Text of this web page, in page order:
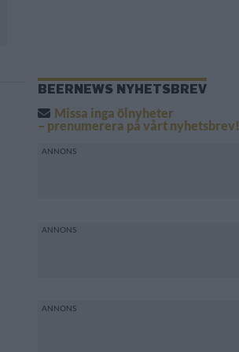
BEERNEWS NYHETSBREV
Missa inga ölnyheter
– prenumerera på vårt nyhetsbrev!